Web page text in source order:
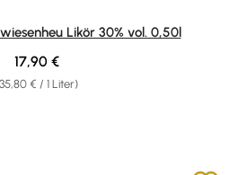
Likör 30% vol. 0,50l
€ / 1 Liter)
Regulärer Preis:
17,90 €